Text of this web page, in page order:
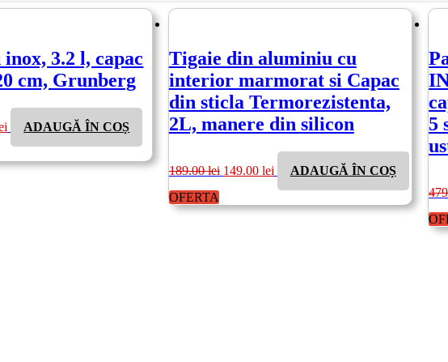
3.2 l, capac
cm, Grunberg
Prețul
curent
este:
ADAUGĂ ÎN COȘ
Tigaie din aluminiu cu
interior marmorat si Capac
din sticla Termorezistenta,
2L, manere din silicon
189.00lei inițial
149.00 lei
Prețul
curent
este:
ADAUGĂ ÎN COȘ
OFERTA
5